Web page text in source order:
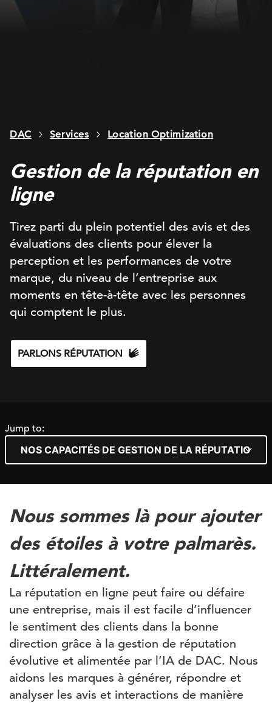
DAC Services Location Optimization
Gestion de la réputation en
ligne
Tirez parti du plein potentiel des avis et des
évaluations des clients pour élever la
perception et les performances de votre
marque, du niveau de l’entreprise aux
moments en tête-à-tête avec les personnes
qui comptent le plus.
PARLONS RÉPUTATION
Jump to:
Nous sommes là pour ajouter
des étoiles à votre palmarès.
Littéralement.
La réputation en ligne peut faire ou défaire
une entreprise, mais il est facile d’influencer
le sentiment des clients dans la bonne
direction grâce à la gestion de réputation
évolutive et alimentée par l’IA de DAC. Nous
aidons les marques à générer, répondre et
analyser les avis et interactions de manière